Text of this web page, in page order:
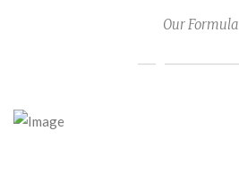
Our Formula